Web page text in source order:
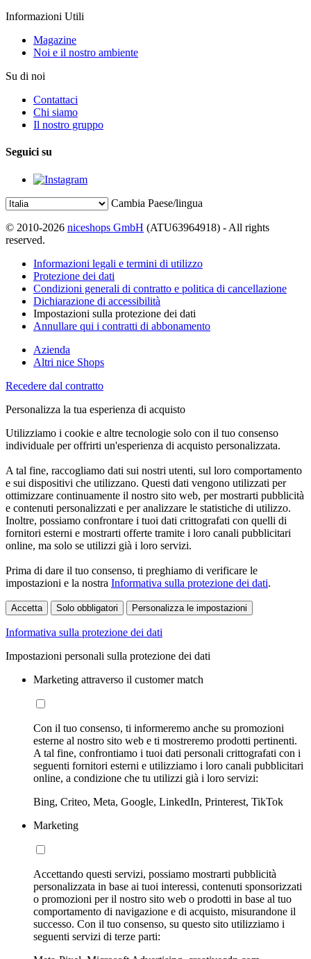
Informazioni Utili
Magazine
Noi e il nostro ambiente
Su di noi
Contattaci
Chi siamo
Il nostro gruppo
Seguici su
Cambia Paese/lingua
© 2010-2026 niceshops GmbH (ATU63964918) - All rights
reserved.
Informazioni legali e termini di utilizzo
Protezione dei dati
Condizioni generali di contratto e politica di cancellazione
Dichiarazione di accessibilità
Impostazioni sulla protezione dei dati
Annullare qui i contratti di abbonamento
Azienda
Altri nice Shops
Recedere dal contratto
Personalizza la tua esperienza di acquisto
Utilizziamo i cookie e altre tecnologie solo con il tuo consenso
individuale per offrirti un'esperienza di acquisto personalizzata.
A tal fine, raccogliamo dati sui nostri utenti, sul loro comportamento
e sui dispositivi che utilizzano. Questi dati vengono utilizzati per
ottimizzare continuamente il nostro sito web, per mostrarti pubblicità
e contenuti personalizzati e per analizzare le statistiche di utilizzo.
Inoltre, possiamo confrontare i tuoi dati crittografati con quelli di
fornitori esterni e mostrarti offerte tramite i loro canali pubblicitari
online, ma solo se utilizzi già i loro servizi.
Prima di dare il tuo consenso, ti preghiamo di verificare le
impostazioni e la nostra Informativa sulla protezione dei dati.
Accetta Solo obbligatori Personalizza le impostazioni
Informativa sulla protezione dei dati
Impostazioni personali sulla protezione dei dati
Marketing attraverso il customer match
Con il tuo consenso, ti informeremo anche su promozioni
esterne al nostro sito web e ti mostreremo prodotti pertinenti.
A tal fine, confrontiamo i tuoi dati personali crittografati con i
seguenti fornitori esterni e utilizziamo i loro canali pubblicitari
online, a condizione che tu utilizzi già i loro servizi:
Bing, Criteo, Meta, Google, LinkedIn, Printerest, TikTok
Marketing
Accettando questi servizi, possiamo mostrarti pubblicità
personalizzata in base ai tuoi interessi, contenuti sponsorizzati
o promozioni per il nostro sito web o prodotti in base al tuo
comportamento di navigazione e di acquisto, misurandone il
successo. Con il tuo consenso, su questo sito utilizziamo i
seguenti servizi di terze parti: